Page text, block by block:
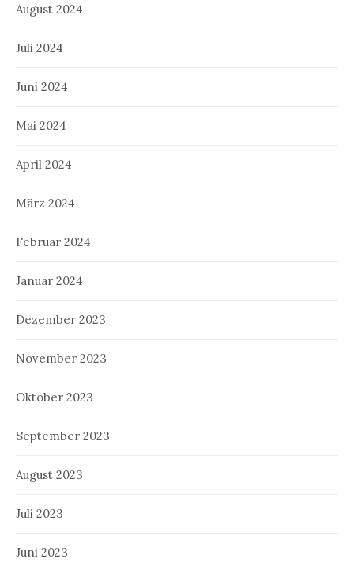
August 2024
Juli 2024
Juni 2024
Mai 2024
April 2024
März 2024
Februar 2024
Januar 2024
Dezember 2023
November 2023
Oktober 2023
September 2023
August 2023
Juli 2023
Juni 2023